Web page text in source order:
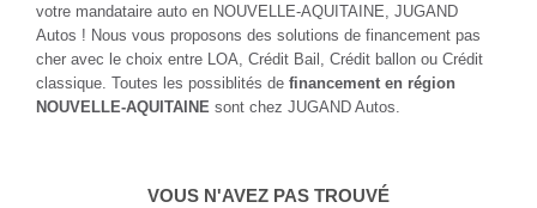
votre mandataire auto en NOUVELLE-AQUITAINE, JUGAND
Autos ! Nous vous proposons des solutions de financement pas
cher avec le choix entre LOA, Crédit Bail, Crédit ballon ou Crédit
classique. Toutes les possiblités de financement en région
NOUVELLE-AQUITAINE sont chez JUGAND Autos.
VOUS N'AVEZ PAS TROUVÉ